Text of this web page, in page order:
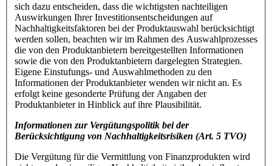
sich dazu entscheiden, dass die wichtigsten nachteiligen
Auswirkungen Ihrer Investitionsentscheidungen auf
Nachhaltigkeitsfaktoren bei der Produktauswahl berücksichtigt
werden sollen, beachten wir im Rahmen des Auswahlprozesses
die von den Produktanbietern bereitgestellten Informationen
sowie die von den Produktanbietern dargelegten Strategien.
Eigene Einstufungs- und Auswahlmethoden zu den
Informationen der Produktanbieter wenden wir nicht an. Es
erfolgt keine gesonderte Prüfung der Angaben der
Produktanbieter in Hinblick auf ihre Plausibilität.
Informationen zur Vergütungspolitik bei der
Berücksichtigung von Nachhaltigkeitsrisiken (Art. 5 TVO)
Die Vergütung für die Vermittlung von Finanzprodukten wird